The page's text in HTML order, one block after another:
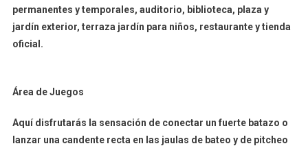
permanentes y temporales, auditorio, biblioteca, plaza y
jardín exterior, terraza jardín para niños, restaurante y tienda
oficial.
Área de Juegos
Aquí disfrutarás la sensación de conectar un fuerte batazo o
lanzar una candente recta en las jaulas de bateo y de pitcheo